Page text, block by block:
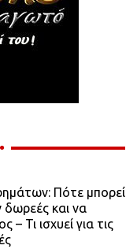
Πότε μπορεί
και να
– Τι ισχυεί για τις